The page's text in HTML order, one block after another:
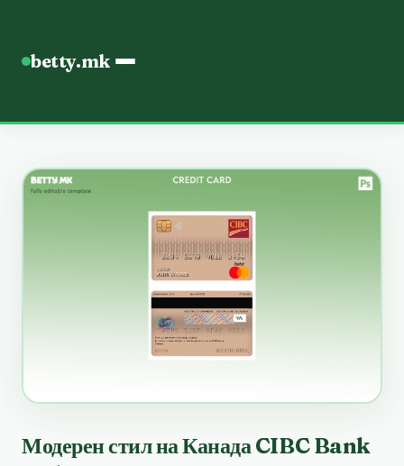
betty.mk
Модерен стил на Канада CIBC Bank